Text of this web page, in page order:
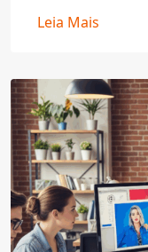
Leia Mais